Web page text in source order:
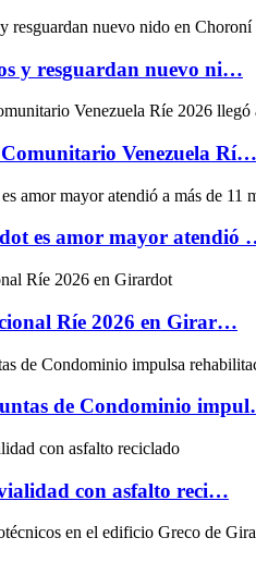
y resguardan nuevo ni…
Venezuela Rí…
es amor mayor atendió
Ríe 2026 en Girar…
de Condominio
con asfalto reci…